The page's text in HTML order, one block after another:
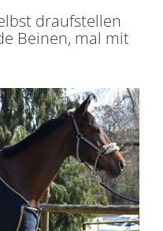
draufstellen
Beinen, mal mit